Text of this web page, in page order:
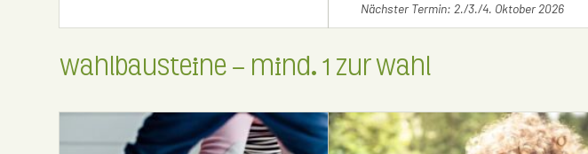
Nächster Termin: 2./3./4. Oktober 2026
Wahlbausteine – mind. 1 zur Wahl